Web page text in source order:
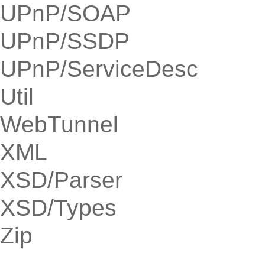
UPnP/SOAP
UPnP/SSDP
UPnP/ServiceDesc
Util
WebTunnel
XML
XSD/Parser
XSD/Types
Zip